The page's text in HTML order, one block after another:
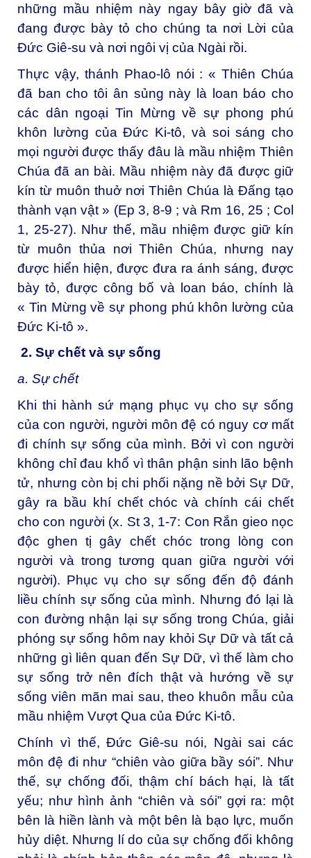
những mầu nhiệm này ngay bây giờ đã và
đang được bày tỏ cho chúng ta nơi Lời của
Đức Giê-su và nơi ngôi vị của Ngài rồi.
Thực vậy, thánh Phao-lô nói : « Thiên Chúa
đã ban cho tôi ân sủng này là loan báo cho
các dân ngoại Tin Mừng về sự phong phú
khôn lường của Đức Ki-tô, và soi sáng cho
mọi người được thấy đâu là mầu nhiệm Thiên
Chúa đã an bài. Mầu nhiệm này đã được giữ
kín từ muôn thuở nơi Thiên Chúa là Đấng tạo
thành vạn vật » (Ep 3, 8-9 ; và Rm 16, 25 ; Col
1, 25-27). Như thế, mầu nhiệm được giữ kín
từ muôn thủa nơi Thiên Chúa, nhưng nay
được hiển hiện, được đưa ra ánh sáng, được
bày tỏ, được công bố và loan báo, chính là
« Tin Mừng về sự phong phú khôn lường của
Đức Ki-tô ».
2. Sự chết và sự sống
a. Sự chết
Khi thi hành sứ mạng phục vụ cho sự sống
của con người, người môn đệ có nguy cơ mất
đi chính sự sống của mình. Bởi vì con người
không chỉ đau khổ vì thân phận sinh lão bệnh
tử, nhưng còn bị chi phối nặng nề bởi Sự Dữ,
gây ra bầu khí chết chóc và chính cái chết
cho con người (x. St 3, 1-7: Con Rắn gieo nọc
độc ghen tị gây chết chóc trong lòng con
người và trong tương quan giữa người với
người). Phục vụ cho sự sống đến độ đánh
liều chính sự sống của mình. Nhưng đó lại là
con đường nhận lại sự sống trong Chúa, giải
phóng sự sống hôm nay khỏi Sự Dữ và tất cả
những gì liên quan đến Sự Dữ, vì thế làm cho
sự sống trở nên đích thật và hướng về sự
sống viên mãn mai sau, theo khuôn mẫu của
mầu nhiệm Vượt Qua của Đức Ki-tô.
Chính vì thế, Đức Giê-su nói, Ngài sai các
môn đệ đi như “chiên vào giữa bầy sói”. Như
thế, sự chống đối, thậm chí bách hại, là tất
yếu; như hình ảnh “chiên và sói” gợi ra: một
bên là hiền lành và một bên là bạo lực, muốn
hủy diệt. Nhưng lí do của sự chống đối không